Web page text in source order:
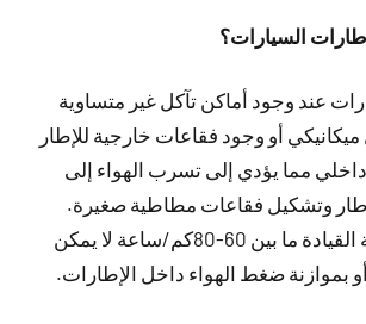
السيارات؟
عند وجود أماكن تآكل غير متساوية
أو وجود فقاعات خارجية للإطار
مما يؤدي إلى تسرب الهواء إلى
وتشكيل فقاعات مطاطية صغيرة.
وجود اهتزاز بعجلة القيادة ما بين 60-80كم/ساعة لا يمكن
أو بموازنة ضغط الهواء داخل الإطارات.